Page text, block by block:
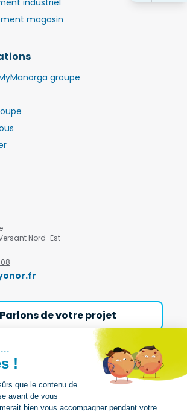
industriel
magasin
groupe
Nord-Est
Parlons de votre projet
notre catalogue